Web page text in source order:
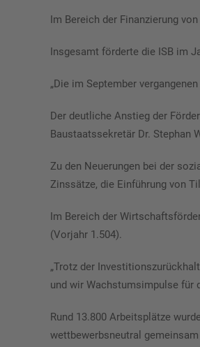
Im Bereich der Finanzierung
Insgesamt förderte die ISB im
„Die im September
Der deutliche Anstieg der
Baustaatssekretär Dr. Stephan
Zu den Neuerungen bei der
Zinssätze, die Einführung von
Im Bereich der
(Vorjahr 1.504).
„Trotz der
und wir Wachstumsimpulse für
Rund 13.800 Arbeitsplätze
wettbewerbsneutral